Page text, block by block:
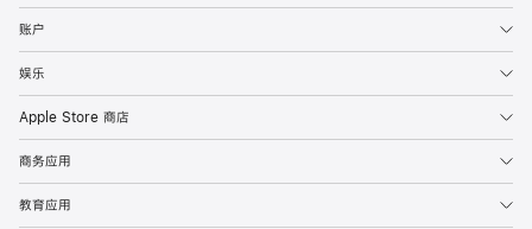
账户
娱乐
Apple Store 商店
商务应用
教育应用